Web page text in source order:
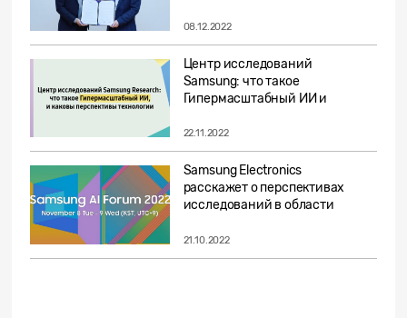
08.12.2022
Центр исследований
Samsung: что такое
Гипермасштабный ИИ и
22.11.2022
Samsung Electronics
расскажет о перспективах
исследований в области
21.10.2022